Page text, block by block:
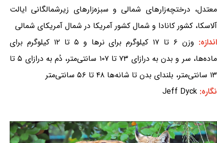
معتدل، درختچه‌زارهای شمالی و سبزه‌زارهای زیرشمالگانی ایالت
آلاسکا، کشور کانادا و شمال کشور آمریکا در شمال آمریکای شمالی
اندازه:
وزن ۶ تا ۱۷ کیلوگرم برای نرها و ۵ تا ۱۲ کیلوگرم برای
ماده‌ها، سر و بدن به درازای ۷۳ تا ۱۰۷ سانتی‌متر، دُم به درازای ۵ تا
۱۳ سانتی‌متر، بلندای بدن تا شانه‌ها ۴۸ تا ۵۶ سانتی‌متر
نگاره: Jeff Dyck